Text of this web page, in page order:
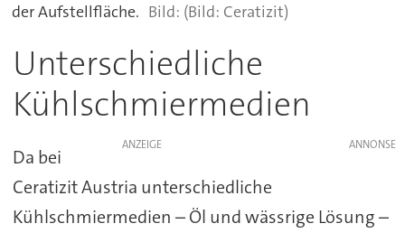
der Aufstellfläche.
(Bild: Ceratizit)
Unterschiedliche
Kühlschmiermedien
ANZEIGE
Da bei
Ceratizit Austria unterschiedliche
Kühlschmiermedien – Öl und wässrige Lösung –